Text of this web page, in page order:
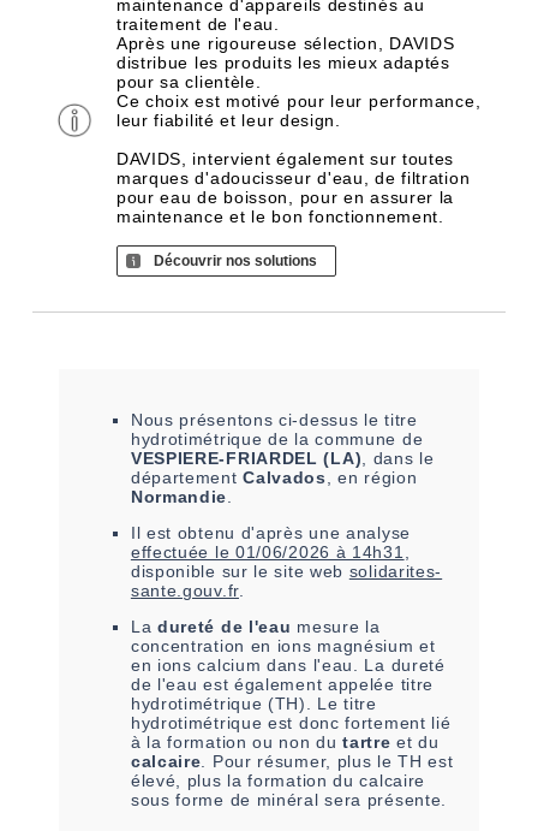
maintenance d'appareils destinés au
traitement de l'eau.
Après une rigoureuse sélection, DAVIDS
distribue les produits les mieux adaptés
pour sa clientèle.
Ce choix est motivé pour leur performance,
leur fiabilité et leur design.
DAVIDS, intervient également sur toutes
marques d'adoucisseur d'eau, de filtration
pour eau de boisson, pour en assurer la
maintenance et le bon fonctionnement.
Découvrir nos solutions
Nous présentons ci-dessus le titre
hydrotimétrique de la commune de
VESPIERE-FRIARDEL (LA) , dans le
départementCalvados
, en région
Normandie
Il est obtenu d'après une analyse
effectuée le 01/06/2026 à 14h31
disponible sur le site web solidarites-
sante.gouv.fr.
La dureté de l'eau mesure la
concentration en ions magnésium et
en ions calcium dans l'eau. La dureté
de l'eau est également appelée titre
hydrotimétrique (TH). Le titre
hydrotimétrique est donc fortement lié
à la formation ou non dutartre et du
calcaire . Pour résumer, plus le TH est
élevé, plus la formation du calcaire
sous forme de minéral sera présente.